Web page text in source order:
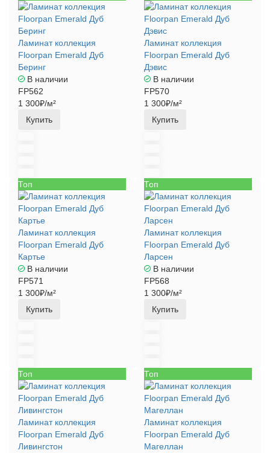
Ламинат коллекция
Floorpan Emerald Дуб
Беринг
В наличии
FP562
1 300₽/м²
Купить
Ламинат коллекция
Floorpan Emerald Дуб
Дэвис
В наличии
FP570
1 300₽/м²
Купить
Топ
Ламинат коллекция
Floorpan Emerald Дуб
Картье
В наличии
FP571
1 300₽/м²
Купить
Топ
Ламинат коллекция
Floorpan Emerald Дуб
Ларсен
В наличии
FP568
1 300₽/м²
Купить
Топ
Ламинат коллекция
Floorpan Emerald Дуб
Ливингстон
Топ
Ламинат коллекция
Floorpan Emerald Дуб
Магеллан